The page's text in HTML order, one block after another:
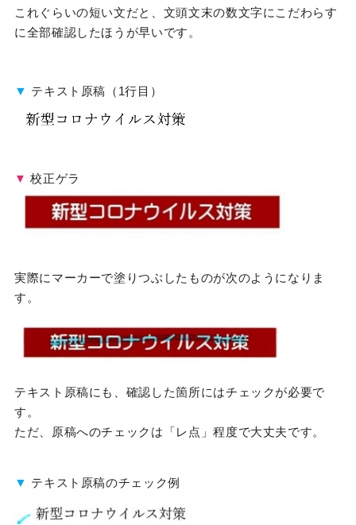
これぐらいの短い文だと、文頭文末の数文字にこだわらす
に全部確認したほうが早いです。
▼ テキスト原稿（1行目）
▼校正ゲラ
実際にマーカーで塗りつぶしたものが次のようになりま
す。
テキスト原稿にも、確認した箇所にはチェックが必要で
す。
ただ、原稿へのチェックは「レ点」程度で大丈夫です。
▼ テキスト原稿のチェック例